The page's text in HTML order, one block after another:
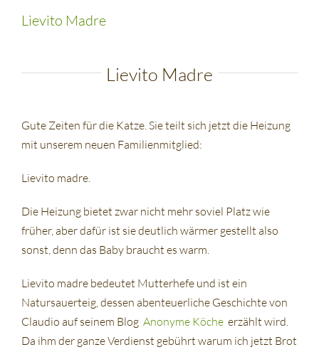
Lievito Madre
Lievito Madre
Gute Zeiten für die Katze. Sie teilt sich jetzt die Heizung
mit unserem neuen Familienmitglied:
Lievito madre.
Die Heizung bietet zwar nicht mehr soviel Platz wie
früher, aber dafür ist sie deutlich wärmer gestellt also
sonst, denn das Baby braucht es warm.
Lievito madre bedeutet Mutterhefe und ist ein
Natursauerteig, dessen abenteuerliche Geschichte von
Claudio auf seinem Blog Anonyme Köche erzählt wird.
Da ihm der ganze Verdienst gebührt warum ich jetzt Brot